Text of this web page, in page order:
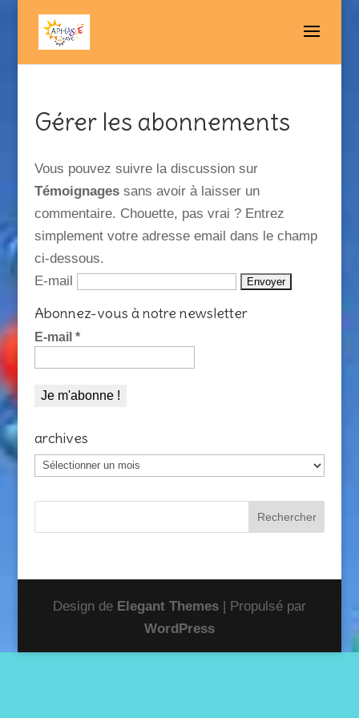
Gérer les abonnements
Vous pouvez suivre la discussion sur
Témoignagessans avoir à laisser un
commentaire. Chouette, pas vrai ? Entrez
simplement votre adresse email dans le champ
ci-dessous.
E-mail
Abonnez-vous à notre newsletter
E-mail *
archives
archives
Design de Elegant Themes| Propulsé par
WordPress